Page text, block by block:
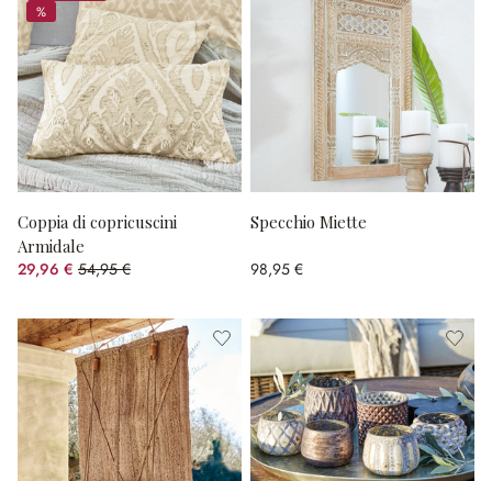
%
%
Coppia di copricuscini
Armidale
29,96 € 54,95 €
(risparmio 45.48%)
Specchio Miette
98,95 €